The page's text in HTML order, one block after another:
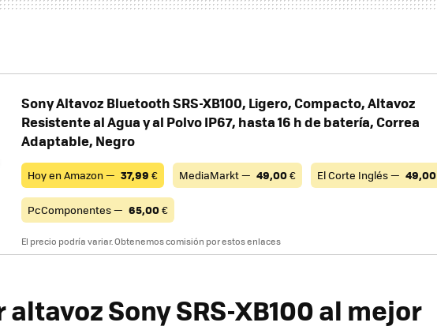
Sony Altavoz Bluetooth SRS-XB100, Ligero, Compacto, Altavoz
Resistente al Agua y al Polvo IP67, hasta 16 h de batería, Correa
Adaptable, Negro
Hoy en Amazon — 37,99 € MediaMarkt — 49,00€ El Corte Inglés — 49,00
PcComponentes — 65,00€
El precio podría variar. Obtenemos comisión por estos enlaces
altavozSony SRS-XB100al mejor